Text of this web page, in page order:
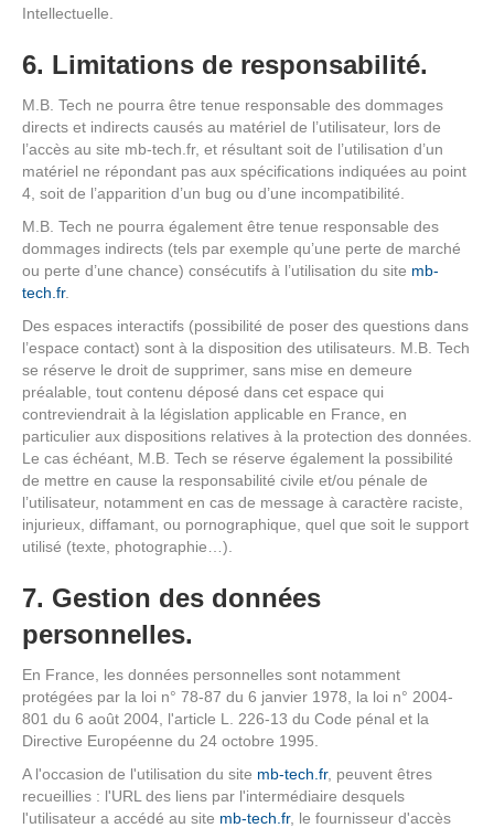
Intellectuelle.
6. Limitations de responsabilité.
M.B. Tech ne pourra être tenue responsable des dommages
directs et indirects causés au matériel de l’utilisateur, lors de
l’accès au site mb-tech.fr, et résultant soit de l’utilisation d’un
matériel ne répondant pas aux spécifications indiquées au point
4, soit de l’apparition d’un bug ou d’une incompatibilité.
M.B. Tech ne pourra également être tenue responsable des
dommages indirects (tels par exemple qu’une perte de marché
ou perte d’une chance) consécutifs à l’utilisation du site mb-
tech.fr.
Des espaces interactifs (possibilité de poser des questions dans
l’espace contact) sont à la disposition des utilisateurs. M.B. Tech
se réserve le droit de supprimer, sans mise en demeure
préalable, tout contenu déposé dans cet espace qui
contreviendrait à la législation applicable en France, en
particulier aux dispositions relatives à la protection des données.
Le cas échéant, M.B. Tech se réserve également la possibilité
de mettre en cause la responsabilité civile et/ou pénale de
l’utilisateur, notamment en cas de message à caractère raciste,
injurieux, diffamant, ou pornographique, quel que soit le support
utilisé (texte, photographie…).
7. Gestion des données
personnelles.
En France, les données personnelles sont notamment
protégées par la loi n° 78-87 du 6 janvier 1978, la loi n° 2004-
801 du 6 août 2004, l'article L. 226-13 du Code pénal et la
Directive Européenne du 24 octobre 1995.
A l'occasion de l'utilisation du site mb-tech.fr, peuvent êtres
recueillies : l'URL des liens par l'intermédiaire desquels
l'utilisateur a accédé au site mb-tech.fr, le fournisseur d'accès